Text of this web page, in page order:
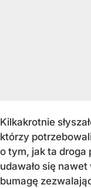
Kilkakrotnie
którzy
o tym, jak ta droga
udawało się
bumagę